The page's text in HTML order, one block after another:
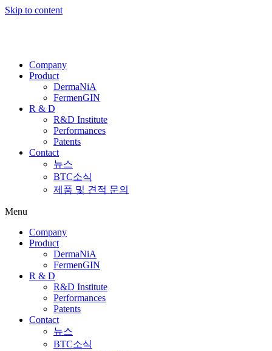
Skip to content
Company
Product
DermaNiA
FermenGIN
R & D
R&D Institute
Performances
Patents
Contact
뉴스
BTC소식
제품 및 견적 문의
Menu
Company
Product
DermaNiA
FermenGIN
R & D
R&D Institute
Performances
Patents
Contact
뉴스
BTC소식